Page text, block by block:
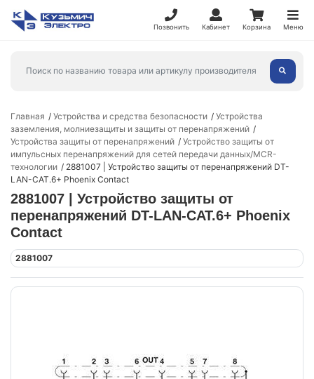
Позвонить Кабинет Корзина Меню
Главная Устройства и средства безопасности
Устройства
заземления, молниезащиты и защиты от перенапряжений
Устройства защиты от перенапряжений
Устройство защиты от
импульсных перенапряжений для сетей передачи данных/MCR-
технологии
2881007 | Устройство защиты от перенапряжений DT-
LAN-CAT.6+ Phoenix Contact
2881007 | Устройство защиты от
перенапряжений DT-LAN-CAT.6+ Phoenix
Contact
2881007